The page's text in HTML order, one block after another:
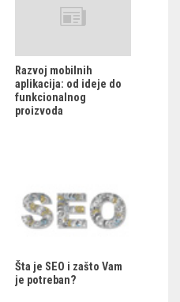
Razvoj mobilnih
aplikacija: od ideje do
funkcionalnog
proizvoda
Šta je SEO i zašto Vam
je potreban?